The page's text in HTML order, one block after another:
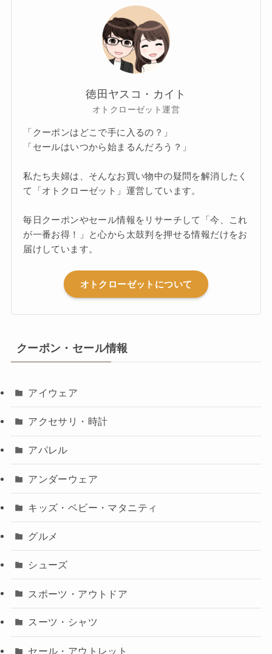
徳田ヤスコ・カイト
オトクローゼット運営
「クーポンはどこで手に入るの？」
「セールはいつから始まるんだろう？」
私たち夫婦は、そんなお買い物中の疑問を解消したく
て「オトクローゼット」運営しています。
毎日クーポンやセール情報をリサーチして「今、これ
が一番お得！」と心から太鼓判を押せる情報だけをお
届けしています。
オトクローゼットについて
クーポン・セール情報
アイウェア
アクセサリ・時計
アパレル
アンダーウェア
キッズ・ベビー・マタニティ
グルメ
シューズ
スポーツ・アウトドア
スーツ・シャツ
セール・アウトレット